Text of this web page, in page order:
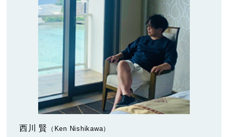
西川 賢
（Ken Nishikawa）